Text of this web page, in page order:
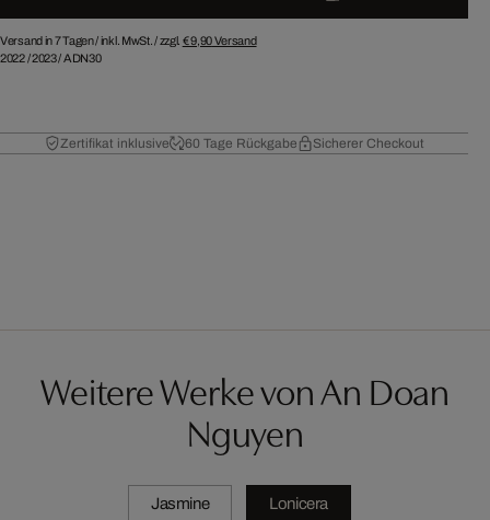
Versand in 7 Tagen /inkl. MwSt. / zzgl. € 9,90Versand
2022/2023/ADN30
Zertifikat inklusive 60 Tage Rückgabe Sicherer Checkout
Weitere Werke von An Doan
Nguyen
Jasmine Lonicera